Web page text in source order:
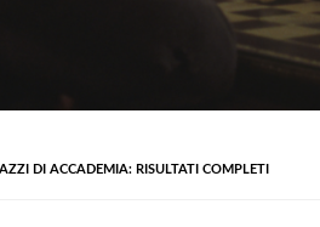
DI ACCADEMIA: RISULTATI COMPLETI